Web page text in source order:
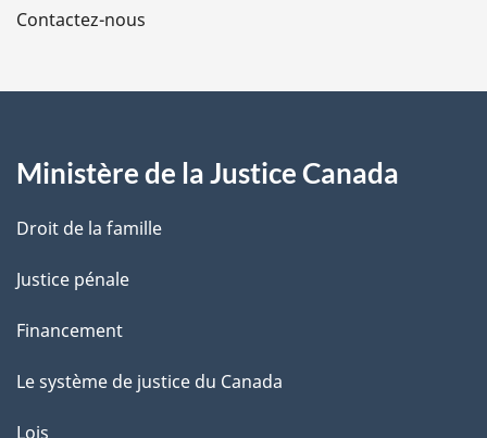
a
e
Contactez-nous
Ministère de la Justice Canada
Droit de la famille
Justice pénale
Financement
Le système de justice du Canada
Lois